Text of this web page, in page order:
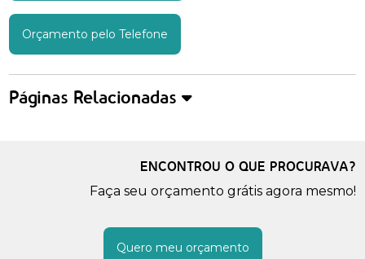
Orçamento pelo Telefone
Páginas Relacionadas
ENCONTROU O QUE PROCURAVA?
Faça seu orçamento grátis agora mesmo!
Quero meu orçamento